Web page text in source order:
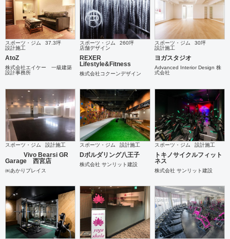
スポーツ・ジム
37.3坪
設計施工
AtoZ
株式会社エイケー 一級建築
設計事務所
スポーツ・ジム
260坪
店舗デザイン
REXER
Lifestyle&Fitness
株式会社コクーンデザイン
スポーツ・ジム
30坪
設計施工
ヨガスタジオ
Advanced Interior Design 株
式会社
スポーツ・ジム 設計施工
Vivo Bearsi GR
Garage 西宮店
㈱あかりプレイス
スポーツ・ジム 設計施工
Dボルダリング八王子
株式会社 サンリット建設
スポーツ・ジム 設計施工
トキノサイクルフィット
ネス
株式会社 サンリット建設